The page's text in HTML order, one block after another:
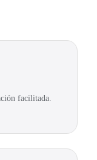
facilitada.